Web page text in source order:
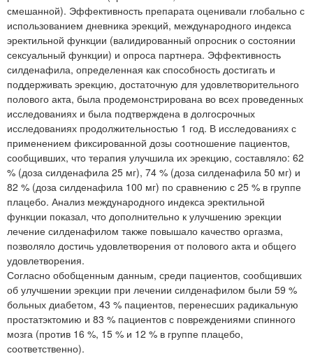
смешанной). Эффективность препарата оценивали глобально с
использованием дневника эрекций, международного индекса
эректильной функции (валидированный опросник о состоянии
сексуальный функции) и опроса партнера. Эффективность
силденафила, определенная как способность достигать и
поддерживать эрекцию, достаточную для удовлетворительного
полового акта, была продемонстрирована во всех проведенных
исследованиях и была подтверждена в долгосрочных
исследованиях продолжительностью 1 год. В исследованиях с
применением фиксированной дозы соотношение пациентов,
сообщивших, что терапия улучшила их эрекцию, составляло: 62
% (доза силденафила 25 мг), 74 % (доза силденафила 50 мг) и
82 % (доза силденафила 100 мг) по сравнению с 25 % в группе
плацебо. Анализ международного индекса эректильной
функции показал, что дополнительно к улучшению эрекции
лечение силденафилом также повышало качество оргазма,
позволяло достичь удовлетворения от полового акта и общего
удовлетворения.
Согласно обобщенным данным, среди пациентов, сообщивших
об улучшении эрекции при лечении силденафилом были 59 %
больных диабетом, 43 % пациентов, перенесших радикальную
простатэктомию и 83 % пациентов с повреждениями спинного
мозга (против 16 %, 15 % и 12 % в группе плацебо,
соответственно).